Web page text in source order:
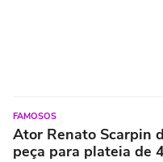
FAMOSOS
Ator Renato Scarpin
peça para plateia de